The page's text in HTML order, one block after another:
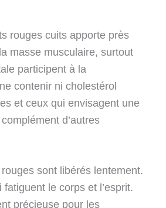
rouges cuits apporte près
masse musculaire, surtout
participent à la
contenir ni cholestérol
et ceux qui envisagent une
d’autres
sont libérés lentement.
le corps et l’esprit.
précieuse pour les